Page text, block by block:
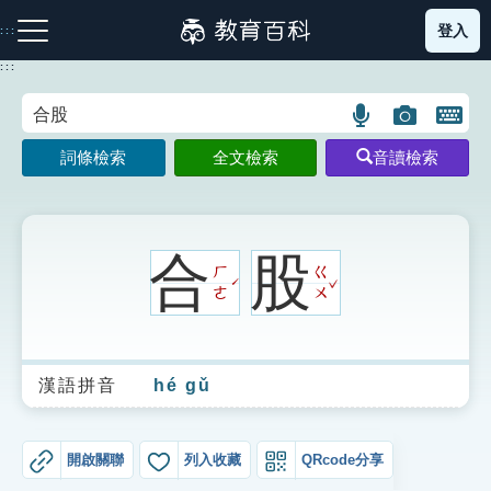
到
主
:::
注音索引圖示 筆畫索引圖示 部首索引表圖示
生字詞彙表
成語故事
登入
:::
語
言
搜
圖
片
搜
開
鍵
圖
詞條檢索 全文檢索 音讀檢索
合ㄏ
ㄜ
ˊ 股ㄍ
ㄨ
ˇ
漢語拼音 hé gǔ
開啟關聯 列入收藏 QRcode分享